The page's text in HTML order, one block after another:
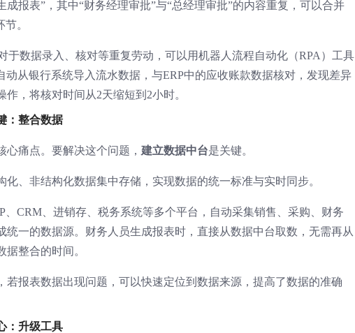
报表”，其中“财务经理审批”与“总经理审批”的内容重复，可以合并
。
于数据录入、核对等重复劳动，可以用机器人流程自动化（RPA）工具
动从银行系统导入流水数据，与ERP中的应收账款数据核对，发现差异
，将核对时间从2天缩短到2小时。
：整合数据
痛点。要解决这个问题， 建立数据中台是关键。
、非结构化数据集中存储，实现数据的统一标准与实时同步。
、CRM、进销存、税务系统等多个平台，自动采集销售、采购、财务
统一的数据源。财务人员生成报表时，直接从数据中台取数，无需再从
整合的时间。
，若报表数据出现问题，可以快速定位到数据来源，提高了数据的准确
：升级工具